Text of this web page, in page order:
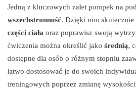
Jedną z kluczowych zalet pompek na
wszechstronność. Dzięki nim skutecznie
części ciała oraz poprawisz swoją
ćwiczenia można określić jako średnią,
dostępne dla osób o różnym stopniu
łatwo dostosować je do swoich
treningowych poprzez zmianę